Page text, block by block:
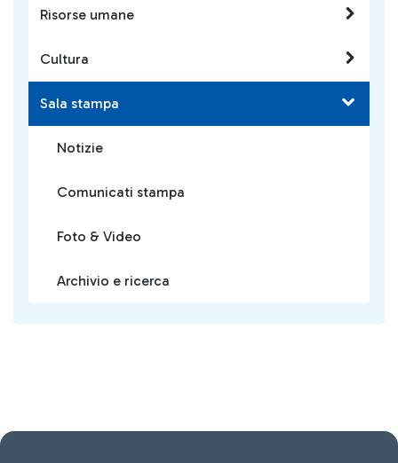
Risorse umane
Cultura
Sala stampa
Notizie
Comunicati stampa
Foto & Video
Archivio e ricerca